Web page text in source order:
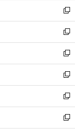
く
で
開
く
ド
ウ
で
開
く
ィ
ン
ド
ウ
で
開
く
い
ウ
ィ
ン
ド
ウ
で
開
く
新
し
い
ウ
ィ
ン
ド
ウ
で
開
く
新
し
い
ウ
ィ
ン
ド
ウ
で
開
新
し
い
ウ
ィ
ン
ド
ウ
新
し
い
ウ
ィ
ン
新
し
い
ウ
新
し